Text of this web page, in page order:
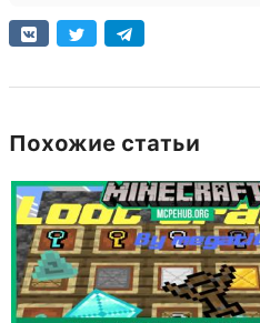
Похожие статьи